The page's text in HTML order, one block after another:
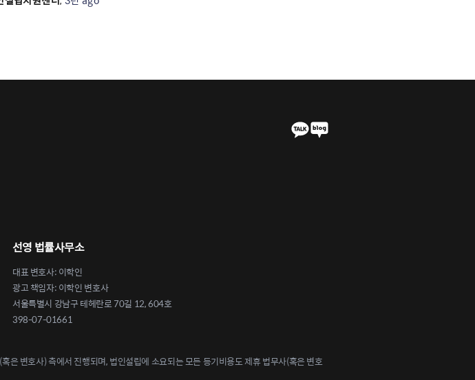
선영 법률사무소
대표 변호사: 이학인
광고 책임자: 이학인 변호사
서울특별시 강남구 테헤란로 70길 12, 604호
398-07-01661
변호사) 측에서 진행되며, 법인설립에 소요되는 모든 등기비용도 제휴 법무사(혹은 변호